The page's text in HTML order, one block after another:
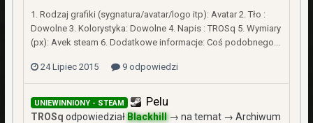
1. Rodzaj grafiki (sygnatura/avatar/logo itp): Avatar 2. Tło :
Dowolne 3. Kolorystyka: Dowolne 4. Napis : TROSq 5. Wymiary
(px): Avek steam 6. Dodatkowe informacje: Coś podobnego...
24 Lipiec 2015 9 odpowiedzi
UNIEWINNIONY - STEAM Pelu
TROSq odpowiedziałBlackhill→ na temat → Archiwum